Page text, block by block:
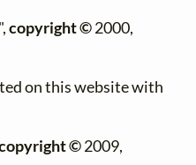
copyright ©2000,
on this website with
©2009,